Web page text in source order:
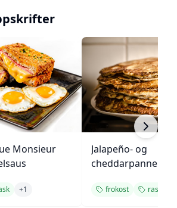
Monsieur
+1
Jalapeño- og
frokost rask